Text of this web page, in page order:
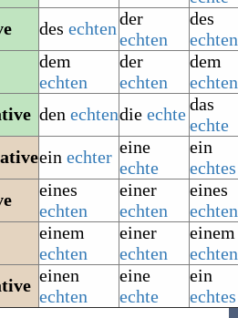
des echtender
echten
des
echten
dem
echten
der
echten
dem
echten
den echtendie echte das
echte
ein echter eine
echte
ein
echtes
eines
echten
einer
echten
eines
echten
einem
echten
einer
echten
einem
echten
einen
echten
eine
echte
ein
echtes